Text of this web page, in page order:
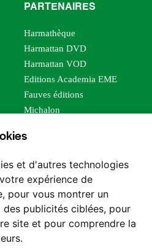
et d'autres technologies
expérience de
pour vous montrer un
publicités ciblées, pour
site et pour comprendre la
PARTENAIRES
Harmathèque
Harmattan DVD
Harmattan VOD
Editions Academia EME
Fauves éditions
Michalon
Editions Sutton
Les impliqués
Tous les éditeurs
Nos structures